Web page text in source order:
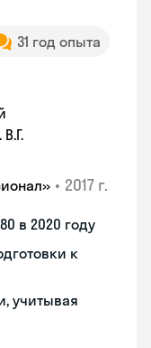
31 год опыта
• 2017 г.
в 2020 году
к
учитывая